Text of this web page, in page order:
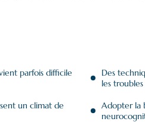
parfois difficile
un climat de
Des
les
Adopter la